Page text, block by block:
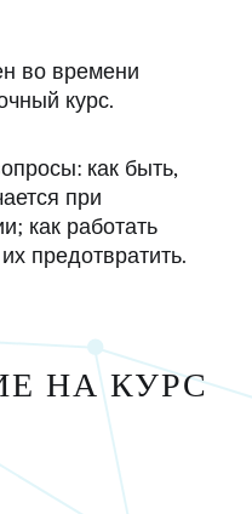
во времени
курс.
как быть,
при
как работать
предотвратить.
НА КУРС